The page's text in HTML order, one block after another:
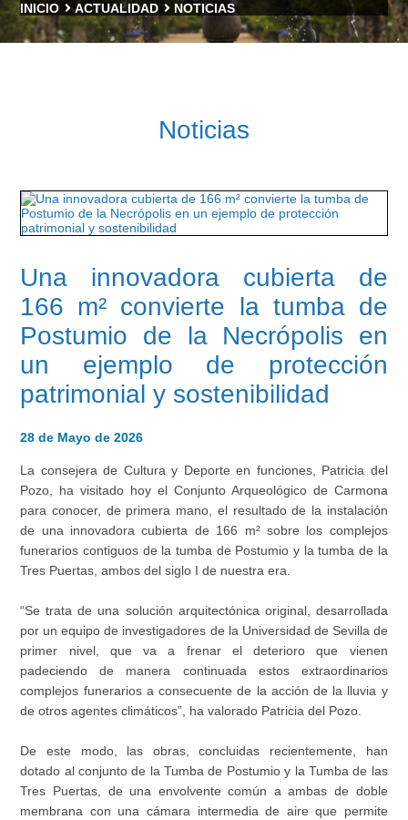
INICIO ACTUALIDAD NOTICIAS
Noticias
Una innovadora cubierta de
166 m² convierte la tumba de
Postumio de la Necrópolis en
un ejemplo de protección
patrimonial y sostenibilidad
28 de Mayo de 2026
La consejera de Cultura y Deporte en funciones, Patricia del
Pozo, ha visitado hoy el Conjunto Arqueológico de Carmona
para conocer, de primera mano, el resultado de la instalación
de una innovadora cubierta de 166 m² sobre los complejos
funerarios contiguos de la tumba de Postumio y la tumba de la
Tres Puertas, ambos del siglo I de nuestra era.
“Se trata de una solución arquitectónica original, desarrollada
por un equipo de investigadores de la Universidad de Sevilla de
primer nivel, que va a frenar el deterioro que vienen
padeciendo de manera continuada estos extraordinarios
complejos funerarios a consecuente de la acción de la lluvia y
de otros agentes climáticos”, ha valorado Patricia del Pozo.
De este modo, las obras, concluidas recientemente, han
dotado al conjunto de la Tumba de Postumio y la Tumba de las
Tres Puertas, de una envolvente común a ambas de doble
membrana con una cámara intermedia de aire que permite